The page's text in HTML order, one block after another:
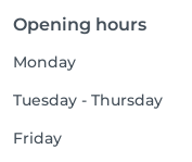
Opening hours
Monday
Tuesday - Thursday
Friday